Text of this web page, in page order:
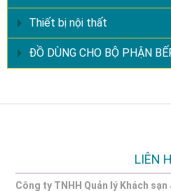
Thiết bị nội thất
ĐỒ DÙNG CHO BỘ PHẬN
LIÊN
Công ty TNHH Quản lý Khách sạn